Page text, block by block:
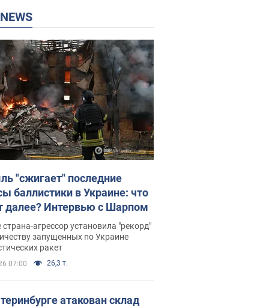
NEWS
"сжигает" последние
баллистики в Украине: что
далее? Интервью с Шарпом
агрессор установила "рекорд"
запущенных по Украине
ракет
07:00 26,3 т.
атакован склад